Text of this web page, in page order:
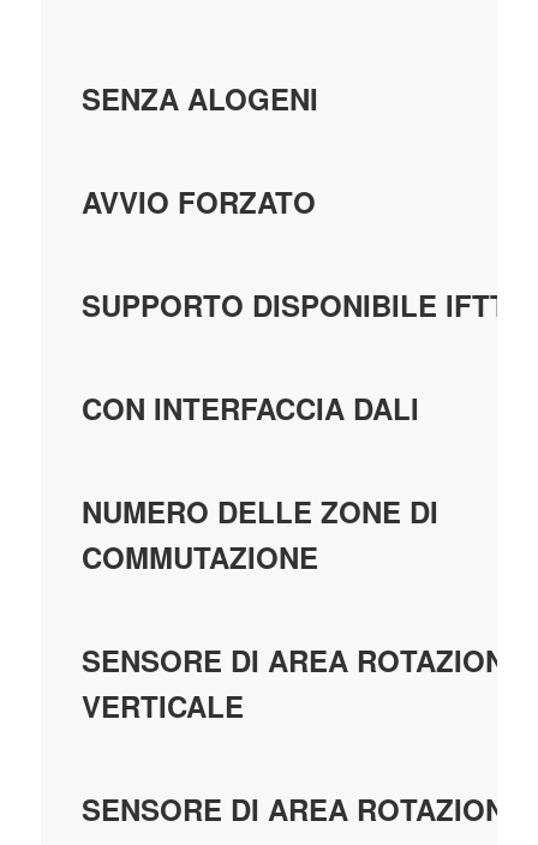
SENZA ALOGENI
AVVIO FORZATO
SUPPORTO DISPONIBILE IFTTT
CON INTERFACCIA DALI
NUMERO DELLE ZONE DI
COMMUTAZIONE
SENSORE DI AREA ROTAZIONE
VERTICALE
SENSORE DI AREA ROTAZIONE,